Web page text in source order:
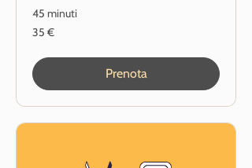
45 minuti
35
euro
35 €
Prenota